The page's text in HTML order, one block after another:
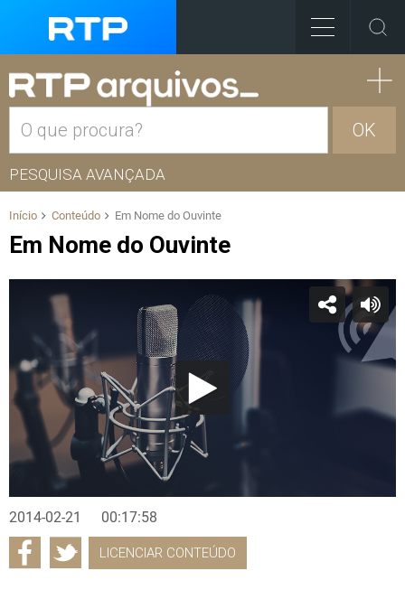
OK
PESQUISA AVANÇADA
Início Conteúdo Em Nome do Ouvinte
Em Nome do Ouvinte
2014-02-21 00:17:58
LICENCIAR CONTEÚDO